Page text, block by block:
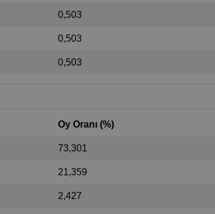
0,503
0,503
0,503
Oy Oranı (%)
73,301
21,359
2,427